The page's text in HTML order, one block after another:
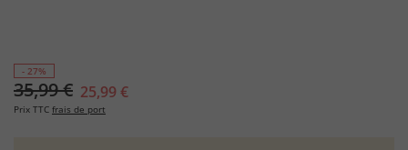
- 27%
35,99 € 25,99 €
Prix TTC frais de port